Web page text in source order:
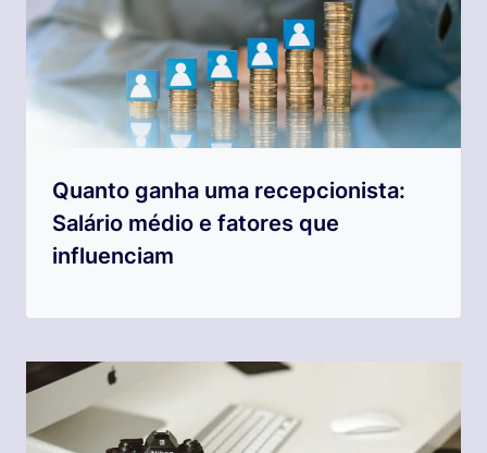
Quanto ganha uma recepcionista:
Salário médio e fatores que
influenciam